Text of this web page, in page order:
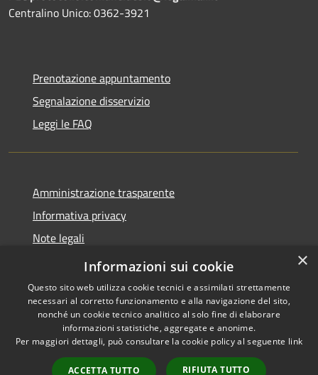
Centralino Unico: 0362-3921
Prenotazione appuntamento
Segnalazione disservizio
Leggi le FAQ
Amministrazione trasparente
Informativa privacy
Note legali
Dichiarazione di accessibilità
Accessibilità
Copyright © 2026 • Comune di
Desio • Powered by
Municipium• Accesso
×
Informazioni sui cookie
Questo sito web utilizza cookie tecnici e assimilati strettamente
necessari al corretto funzionamento e alla navigazione del sito,
nonché un cookie tecnico analitico al solo fine di elaborare
informazioni statistiche, aggregate e anonime.
Per maggiori dettagli, può consultare la cookie policy al seguente link
ACCETTA TUTTO RIFIUTA TUTTO